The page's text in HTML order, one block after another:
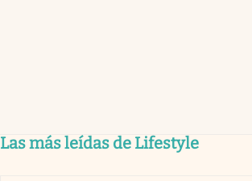
Las más leídas de Lifestyle